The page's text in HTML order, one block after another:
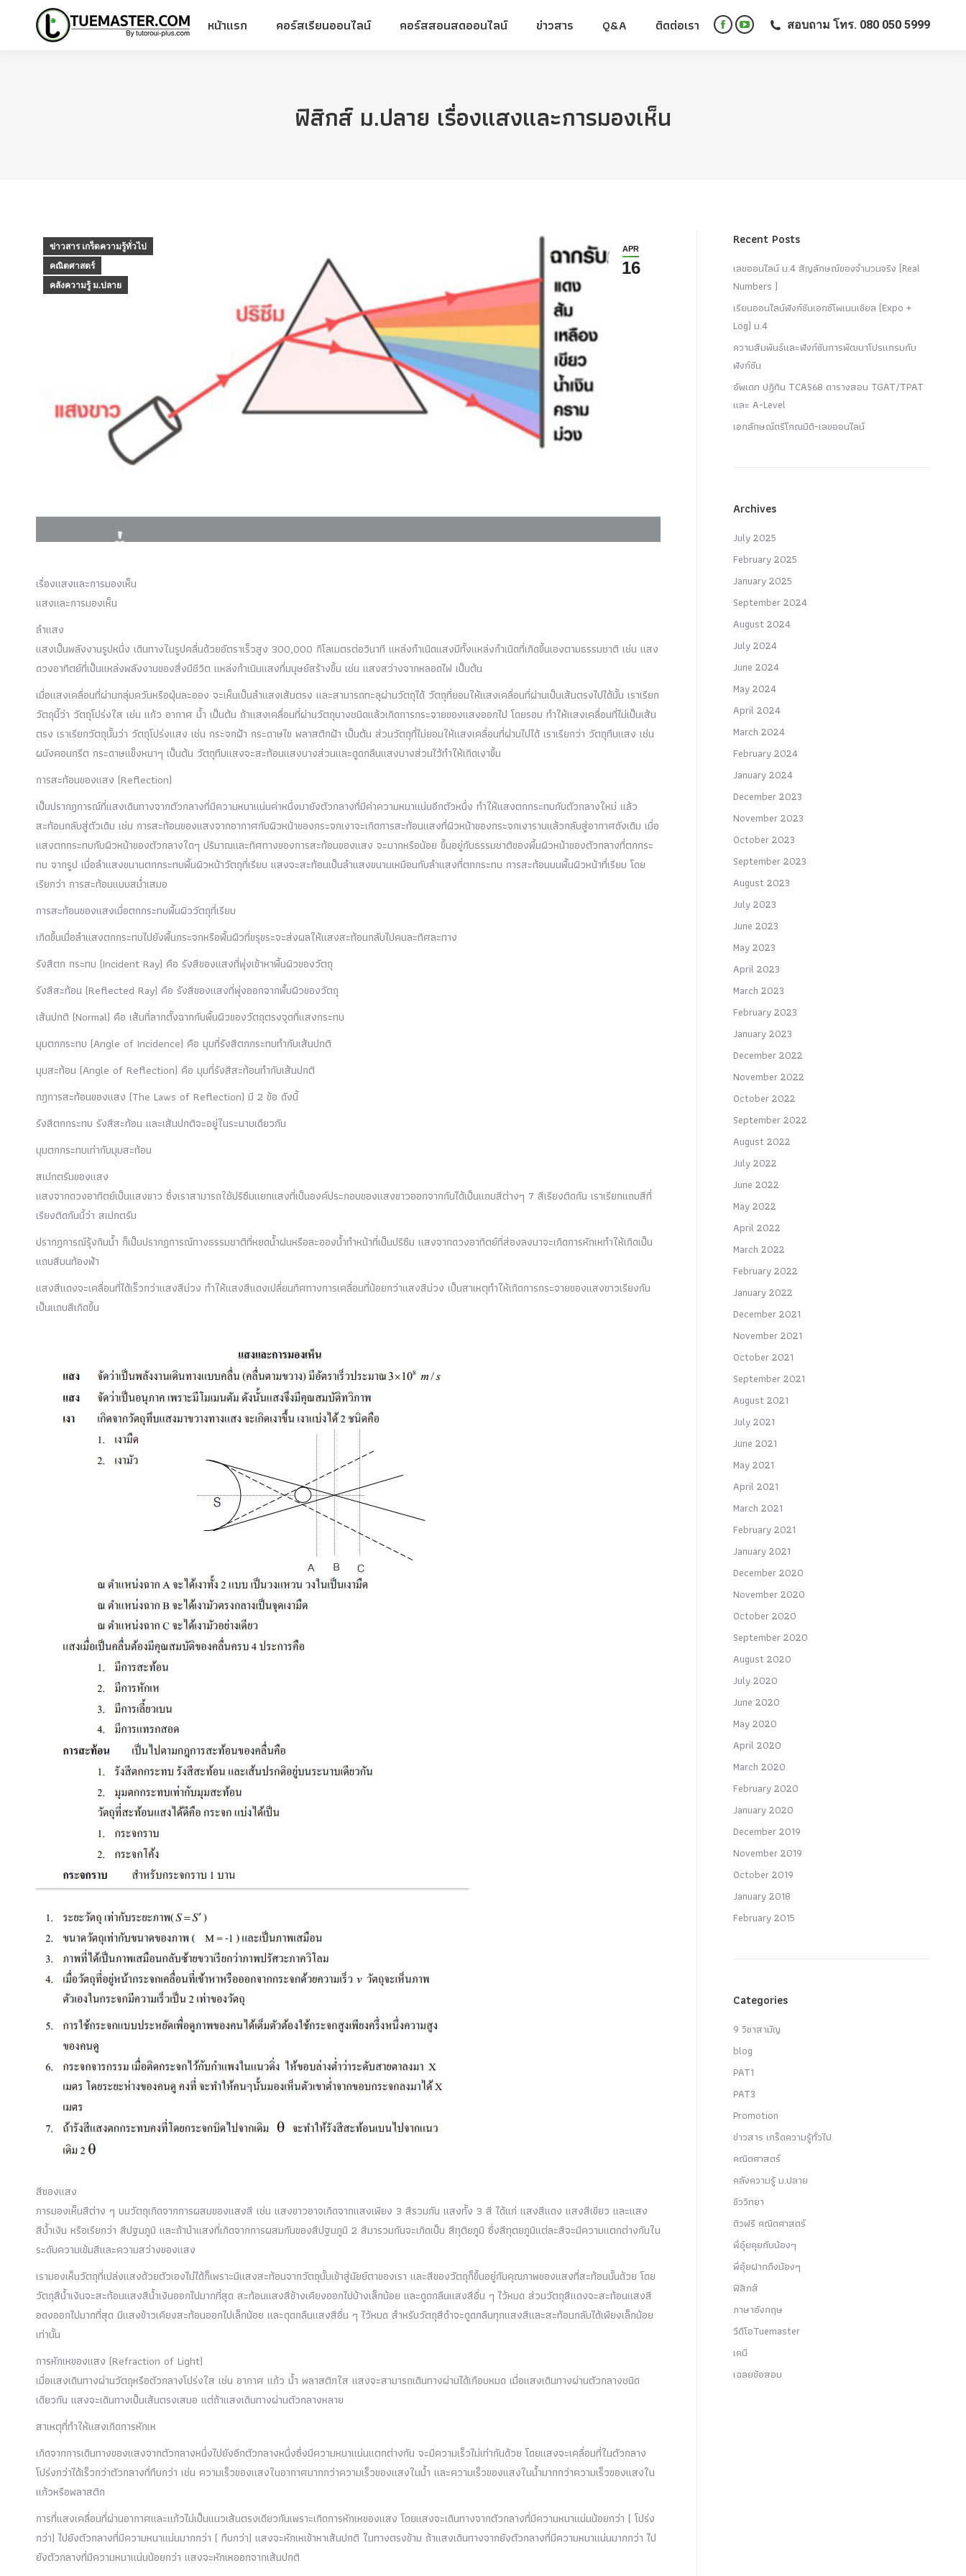
หน้าแรก คอร์สเรียนออนไลน์ คอร์สสอนสดออนไลน์ ข่าวสาร Q&A ติดต่อเรา
FacebookYouTube สอบถาม โทร. 080 050 5999
ฟิสิกส์ ม.ปลาย เรื่องแสงและการมองเห็น
APR
16
ข่าวสาร เกร็ดความรู้ทั่วไป
คณิตศาสตร์
คลังความรู้ ม.ปลาย
เรื่องแสงและการมองเห็น
แสงและการมองเห็น
ลำแสง
แสงเป็นพลังงานรูปหนึ่ง เดินทางในรูปคลื่นด้วยอัตราเร็วสูง 300,000 กิโลเมตรต่อวินาที แหล่งกำเนิดแสงมีทั้งแหล่งกำเนิดที่เกิดขึ้นเองตามธรรมชาติ เช่น แสง
ดวงอาทิตย์ที่เป็นแหล่งพลังงานของสิ่งมีชีวิต แหล่งกำเนินแสงที่มนุษย์สร้างขึ้น เช่น แสงสว่างจากหลอดไฟ เป็นต้น
เมื่อแสงเคลื่อนที่ผ่านกลุ่มควันหรือฝุ่นละออง จะเห็นเป็นลำแสงเส้นตรง และสามารถทะลุผ่านวัตถุได้ วัตถุที่ยอมให้แสงเคลื่อนที่ผ่านเป็นเส้นตรงไปได้นั้น เราเรียก
วัตถุนี้ว่า วัตถุโปร่งใส เช่น แก้ว อากาศ น้ำ เป็นต้น ถ้าแสงเคลื่อนที่ผ่านวัตถุบางชนิดแล้วเกิดการกระจายของแสงออกไป โดยรอบ ทำให้แสงเคลื่อนที่ไม่เป็นเส้น
ตรง เราเรียกวัตถุนั้นว่า วัตถุโปร่งแสง เช่น กระจกฝ้า กระดาษไข พลาสติกฝ้า เป็นต้น ส่วนวัตถุที่ไม่ยอมให้แสงเคลื่อนที่ผ่านไปได้ เราเรียกว่า วัตถุทึบแสง เช่น
ผนังคอนกรีต กระดาษแข็งหนาๆ เป็นต้น วัตถุทึบแสงจะสะท้อนแสงบางส่วนและดูดกลืนแสงบางส่วนไว้ทำให้เกิดเงาขึ้น
การสะท้อนของแสง (Reflection)
เป็นปรากฏการณ์ที่แสงเดินทางจากตัวกลางที่มีความหนาแน่นค่าหนึ่งมายังตัวกลางที่มีค่าความหนาแน่นอีกตัวหนึ่ง ทำให้แสงตกกระทบกับตัวกลางใหม่ แล้ว
สะท้อนกลับสู่ตัวเดิม เช่น การสะท้อนของแสงจากอากาศกับผิวหน้าของกระจกเงาจะเกิดการสะท้อนแสงที่ผิวหน้าของกระจกเงาราบแล้วกลับสู่อากาศดังเดิม เมื่อ
แสงตกกระทบกับผิวหน้าของตัวกลางใดๆ ปริมาณและทิศทางของการสะท้อนของแสง จะมากหรือน้อย ขึ้นอยู่กับธรรมชาติของพื้นผิวหน้าของตัวกลางที่ตกกระ
ทบ จากรูป เมื่อลำแสงขนานตกกระทบพื้นผิวหน้าวัตถุที่เรียบ แสงจะสะท้อนเป็นลำแสงขนานเหมือนกับลำแสงที่ตกกระทบ การสะท้อนบนพื้นผิวหน้าที่เรียบ โดย
เรียกว่า การสะท้อนแบบสม่ำเสมอ
การสะท้อนของแสงเมื่อตกกระทบพื้นผิววัตถุที่เรียบ
เกิดขึ้นเมื่อลำแสงตกกระทบไปยังพื้นกระจกหรือพื้นผิวที่ขรุขระจะส่งผลให้แสงสะท้อนกลับไปคนละทิศละทาง
รังสีตก กระทบ (Incident Ray) คือ รังสีของแสงที่พุ่งเข้าหาพื้นผิวของวัตถุ
รังสีสะท้อน (Reflected Ray) คือ รังสีของแสงที่พุ่งออกจากพื้นผิวของวัตถุ
เส้นปกติ (Normal) คือ เส้นที่ลากตั้งฉากกับพื้นผิวของวัตถุตรงจุดที่แสงกระทบ
มุมตกกระทบ (Angle of Incidence) คือ มุมที่รังสีตกกระทบทำกับเส้นปกติ
มุมสะท้อน (Angle of Reflection) คือ มุมที่รังสีสะท้อนทำกับเส้นปกติ
กฎการสะท้อนของแสง (The Laws of Reflection) มี 2 ข้อ ดังนี้
รังสีตกกระทบ รังสีสะท้อน และเส้นปกติจะอยู่ในระนาบเดียวกัน
มุมตกกระทบเท่ากับมุมสะท้อน
สเปกตรัมของแสง
แสงจากดวงอาทิตย์เป็นแสงขาว ซึ่งเราสามารถใช้ปริซึมแยกแสงที่เป็นองค์ประกอบของแสงขาวออกจากกันได้เป็นแถบสีต่างๆ 7 สีเรียงติดกัน เราเรียกแถบสีที่
เรียงติดกันนี้ว่า สเปกตรัม
ปรากฏการณ์รุ้งกินน้ำ ก็เป็นปรากฏการณ์ทางธรรมชาติที่หยดน้ำฝนหรือละอองน้ำทำหน้าที่เป็นปริซึม แสงจากดวงอาทิตย์ที่ส่องลงมาจะเกิดการหักเหทำให้เกิดเป็น
แถบสีบนท้องฟ้า
แสงสีแดงจะเคลื่อนที่ได้เร็วกว่าแสงสีม่วง ทำให้แสงสีแดงเปลี่ยนทิศทางการเคลื่อนที่น้อยกว่าแสงสีม่วง เป็นสาเหตุทำให้เกิดการกระจายของแสงขาวเรียงกัน
เป็นแถบสีเกิดขึ้น
สีของแสง
การมองเห็นสีต่าง ๆ บนวัตถุเกิดจากการผสมของแสงสี เช่น แสงขาวอาจเกิดจากแสงเพียง 3 สีรวมกัน แสงทั้ง 3 สี ได้แก่ แสงสีแดง แสงสีเขียว และแสง
สีน้ำเงิน หรือเรียกว่า สีปฐมภูมิ และถ้านำแสงที่เกิดจากการผสมกันของสีปฐมภูมิ 2 สีมารวมกันจะเกิดเป็น สีทุติยภูมิ ซึ่งสีทุตยภูมิแต่ละสีจะมีความแตกต่างกันใน
ระดับความเข้มสีและความสว่างของแสง
เรามองเห็นวัตถุที่เปล่งแสงด้วยตัวเองไม่ได้ก็เพราะมีแสงสะท้อนจากวัตถุนั้นเข้าสู่นัยย์ตาของเรา และสีของวัตถุก็ขึ้นอยู่กับคุณภาพของแสงที่สะท้อนนั้นด้วย โดย
วัตถุสีน้ำเงินจะสะท้อนแสงสีน้ำเงินออกไปมากที่สุด สะท้อนแสงสีข้างเคียงออกไปบ้างเล็กน้อย และดูดกลืนแสงสีอื่น ๆ ไว้หมด ส่วนวัตถุสีแดงจะสะท้อนแสงสี
อดงออกไปมากที่สุด มีแสงข้าวเคียงสะท้อนออกไปเล็กน้อย และดุดกลืนแสงสีอื่น ๆ ไว้หมด สำหรับวัตถุสีดำจะดูดกลืนทุกแสงสีและสะท้อนกลับได้เพียงเล็กน้อย
เท่านั้น
การหักเหของแสง (Refraction of Light)
เมื่อแสงเดินทางผ่านวัตถุหรือตัวกลางโปร่งใส เช่น อากาศ แก้ว น้ำ พลาสติกใส แสงจะสามารถเดินทางผ่านได้เกือบหมด เมื่อแสงเดินทางผ่านตัวกลางชนิด
เดียวกัน แสงจะเดินทางเป็นเส้นตรงเสมอ แต่ถ้าแสงเดินทางผ่านตัวกลางหลาย
สาเหตุที่ทำให้แสงเกิดการหักเห
เกิดจากการเดินทางของแสงจากตัวกลางหนึ่งไปยังอีกตัวกลางหนึ่งซึ่งมีความหนาแน่นแตกต่างกัน จะมีความเร็วไม่เท่ากันด้วย โดยแสงจะเคลื่อนที่ในตัวกลาง
โปร่งกว่าได้เร็วกว่าตัวกลางที่ทึบกว่า เช่น ความเร็วของแสงในอากาศมากกว่าความเร็วของแสงในน้ำ และความเร็วของแสงในน้ำมากกว่าความเร็วของแสงใน
แก้วหรือพลาสติก
การที่แสงเคลื่อนที่ผ่านอากาศและแก้วไม่เป็นแนวเส้นตรงเดียวกันเพราะเกิดการหักเหของแสง โดยแสงจะเดินทางจากตัวกลางที่มีความหนาแน่นน้อยกว่า ( โปร่ง
กว่า) ไปยังตัวกลางที่มีความหนาแน่นมากกว่า ( ทึบกว่า) แสงจะหักเหเข้าหาเส้นปกติ ในทางตรงข้าม ถ้าแสงเดินทางจากยังตัวกลางที่มีความหนาแน่นมากกว่า ไป
ยังตัวกลางที่มีความหนาแน่นน้อยกว่า แสงจะหักเหออกจากเส้นปกติ
Recent Posts
เลขออนไลน์ ม.4 สัญลักษณ์ของจำนวนจริง (Real
Numbers )
เรียนออนไลน์ฟังก์ชันเอกซ์โพเนนเชียล (Expo +
Log) ม.4
ความสัมพันธ์และฟังก์ชันการพัฒนาโปรแกรมกับ
ฟังก์ชัน
อัพเดท ปฏิทิน TCAS68 ตารางสอบ TGAT/TPAT
และ A-Level
เอกลักษณ์ตรีโกณมิติ-เลขออนไลน์
Archives
July 2025
February 2025
January 2025
September 2024
August 2024
July 2024
June 2024
May 2024
April 2024
March 2024
February 2024
January 2024
December 2023
November 2023
October 2023
September 2023
August 2023
July 2023
June 2023
May 2023
April 2023
March 2023
February 2023
January 2023
December 2022
November 2022
October 2022
September 2022
August 2022
July 2022
June 2022
May 2022
April 2022
March 2022
February 2022
January 2022
December 2021
November 2021
October 2021
September 2021
August 2021
July 2021
June 2021
May 2021
April 2021
March 2021
February 2021
January 2021
December 2020
November 2020
October 2020
September 2020
August 2020
July 2020
June 2020
May 2020
April 2020
March 2020
February 2020
January 2020
December 2019
November 2019
October 2019
January 2018
February 2015
Categories
9 วิชาสามัญ
blog
PAT1
PAT3
Promotion
ข่าวสาร เกร็ดความรู้ทั่วไป
คณิตศาสตร์
คลังความรู้ ม.ปลาย
ชีววิทยา
ติวฟรี คณิตศาสตร์
พี่อุ๋ยคุยกับน้องๆ
พี่อุ๋ยฝากถึงน้องๆ
ฟิสิกส์
ภาษาอังกฤษ
วีดีโอTuemaster
เคมี
เฉลยข้อสอบ
หน้าแรก คอร์สเรียนออนไลน์ คอร์สสอนสดออนไลน์ ข่าวสาร Q&A ติดต่อเรา
FacebookYouTube สอบถาม โทร. 080 050 5999